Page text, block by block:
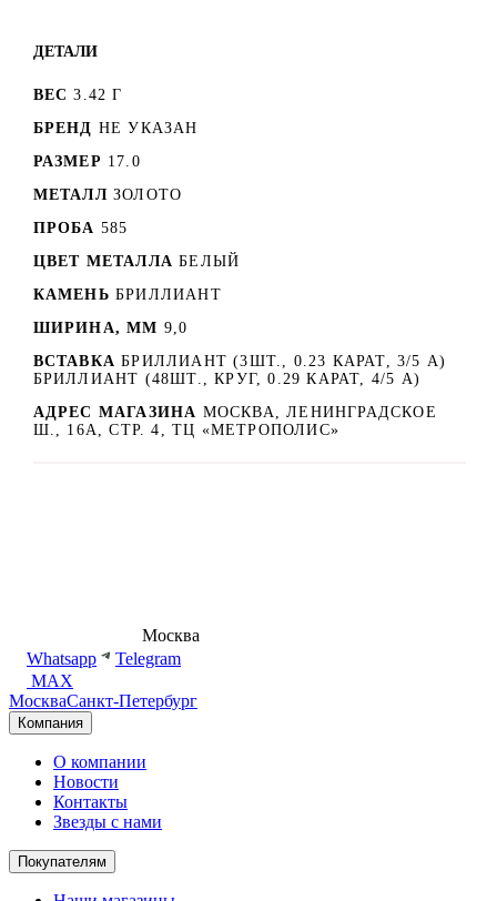
ДЕТАЛИ
ВЕС 3.42 Г
БРЕНД НЕ УКАЗАН
РАЗМЕР 17.0
МЕТАЛЛ ЗОЛОТО
ПРОБА 585
ЦВЕТ МЕТАЛЛА БЕЛЫЙ
КАМЕНЬ БРИЛЛИАНТ
ШИРИНА, ММ 9,0
ВСТАВКА БРИЛЛИАНТ (3ШТ., 0.23 КАРАТ, 3/5 А)
БРИЛЛИАНТ (48ШТ., КРУГ, 0.29 КАРАТ, 4/5 А)
АДРЕС МАГАЗИНА МОСКВА, ЛЕНИНГРАДСКОЕ
Ш., 16А, СТР. 4, ТЦ «МЕТРОПОЛИС»
Москва
Whatsapp
Telegram
MAX
МоскваСанкт-Петербург
Компания
О компании
Новости
Контакты
Звезды с нами
Покупателям